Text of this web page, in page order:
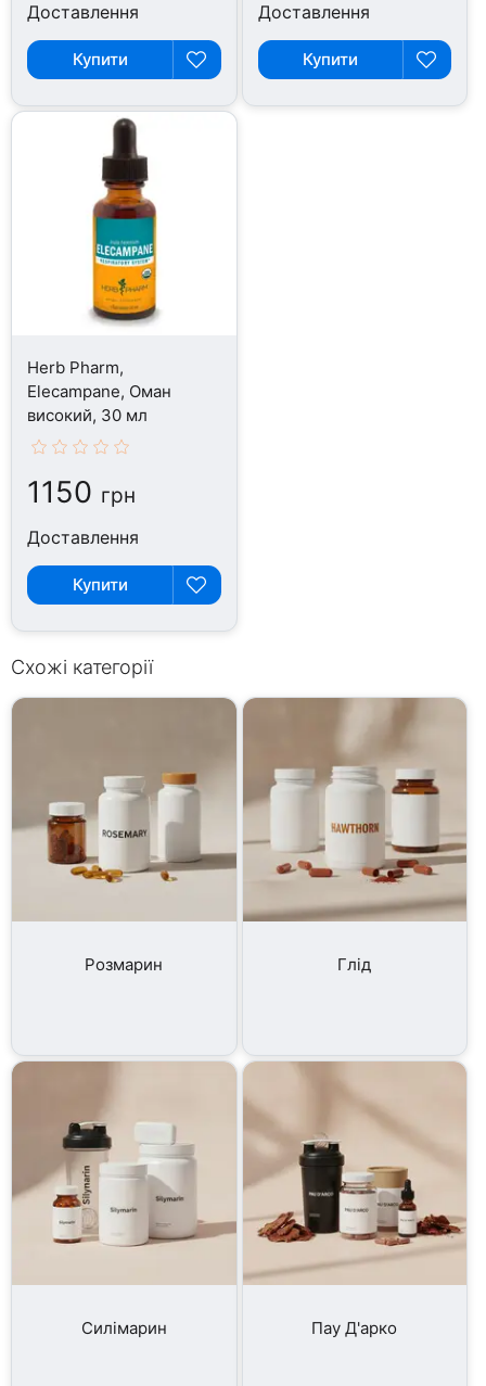
Доставлення
Купити
Доставлення
Купити
Herb Pharm,
Elecampane, Оман
високий, 30 мл
1150 грн
Доставлення
Купити
Схожі категорії
Розмарин Глід
Силімарин Пау Д'арко